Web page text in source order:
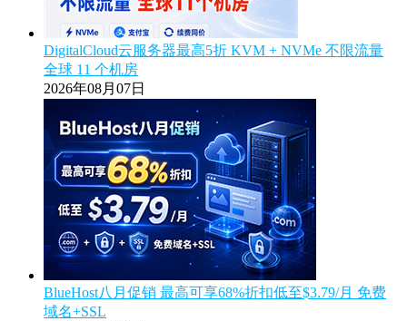
DigitalCloud云服务器最高5折 KVM + NVMe 不限流量
全球 11 个机房
2026年08月07日
BlueHost八月促销 最高可享68%折扣低至$3.79/月 免费
域名+SSL